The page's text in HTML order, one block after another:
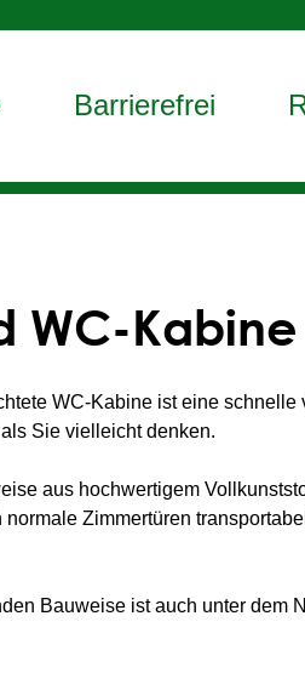
Barrierefrei
WC-Kabine
WC-Kabine ist eine schnelle
Sie vielleicht denken.
aus hochwertigem
Zimmertüren
Bauweise ist auch unter dem